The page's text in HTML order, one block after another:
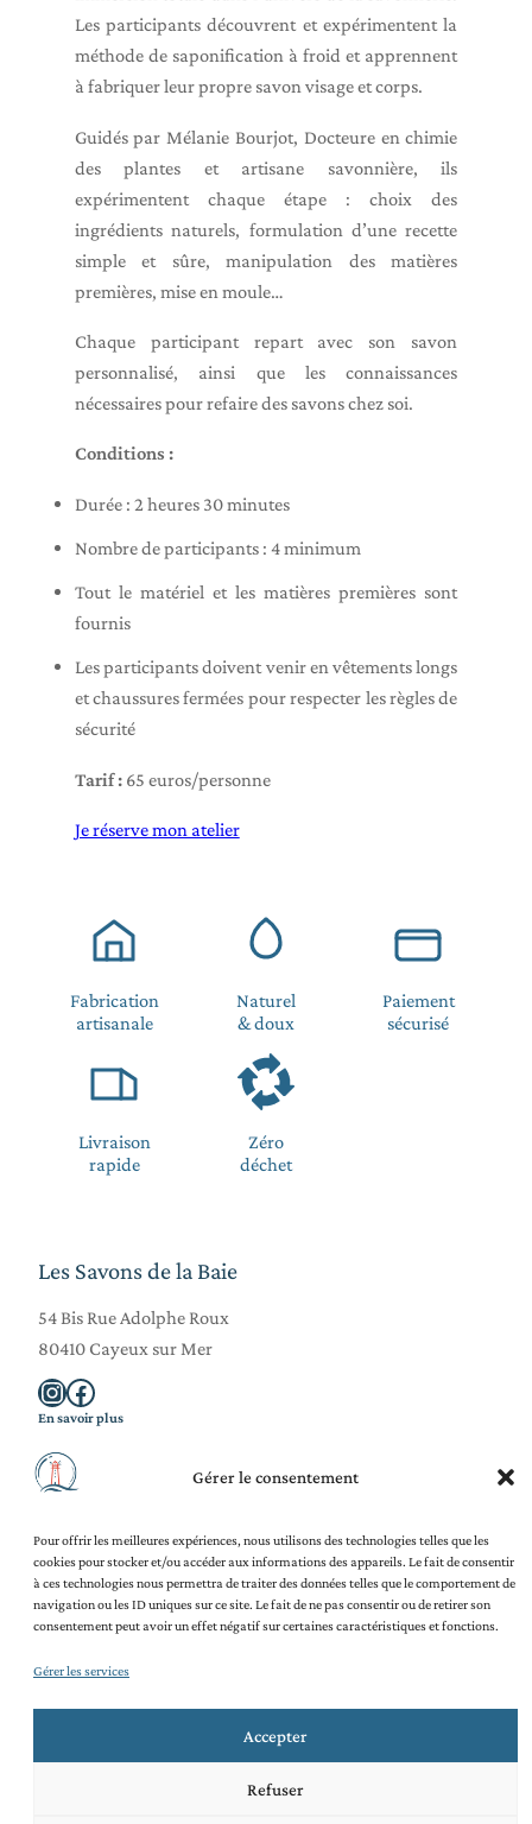
Gérer le consentement
Pour offrir les meilleures expériences, nous utilisons des technologies telles que les
cookies pour stocker et/ou accéder aux informations des appareils. Le fait de consentir
à ces technologies nous permettra de traiter des données telles que le comportement de
navigation ou les ID uniques sur ce site. Le fait de ne pas consentir ou de retirer son
consentement peut avoir un effet négatif sur certaines caractéristiques et fonctions.
Gérer les services
Accepter
Refuser
Les participants découvrent et expérimentent la
méthode de saponification à froid et apprennent
à fabriquer leur propre savon visage et corps.
Guidés par Mélanie Bourjot, Docteure en chimie
des plantes et artisane savonnière, ils
expérimentent chaque étape : choix des
ingrédients naturels, formulation d’une recette
simple et sûre, manipulation des matières
premières, mise en moule…
Chaque participant repart avec son savon
personnalisé, ainsi que les connaissances
nécessaires pour refaire des savons chez soi.
Conditions :
Durée : 2 heures 30 minutes
Nombre de participants : 4 minimum
Tout le matériel et les matières premières sont
fournis
Les participants doivent venir en vêtements longs
et chaussures fermées pour respecter les règles de
sécurité
Tarif :65 euros/personne
Je réserve mon atelier
Fabrication
artisanale
Naturel
& doux
Paiement
sécurisé
Livraison
rapide
Zéro
déchet
Les Savons de la Baie
54 Bis Rue Adolphe Roux
80410 Cayeux sur Mer
InstagramFacebook
En savoir plus
La Savonnerie
Blog
Ateliers Adultes
Team Building
Contact
Légal et juridique
Mentions légales
Politique de cookies (UE)